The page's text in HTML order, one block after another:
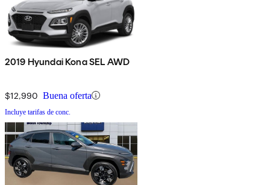
2019 Hyundai Kona SEL AWD
$12,990 Buena oferta
Incluye tarifas de conc.